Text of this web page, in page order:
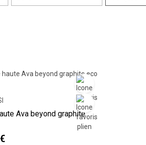
Ava beyond graphite